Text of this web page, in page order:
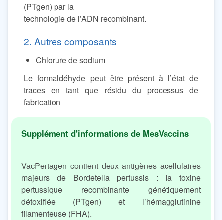
(PTgen) par la
technologie de l’ADN recombinant.
2. Autres composants
Chlorure de sodium
Le formaldéhyde peut être présent à l’état de
traces en tant que résidu du processus de
fabrication
VacPertagen contient deux antigènes acellulaires
majeurs de Bordetella pertussis : la toxine
pertussique recombinante génétiquement
détoxifiée (PTgen) et l’hémagglutinine
filamenteuse (FHA).